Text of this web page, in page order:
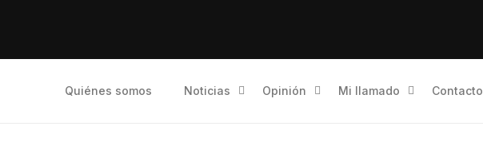
Quiénes somos Noticias Opinión Mi llamado Contacto